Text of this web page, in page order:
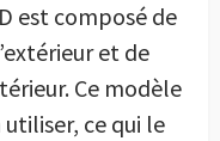
est composé de
et de
Ce modèle
utiliser, ce qui le